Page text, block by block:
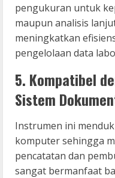
pengukuran untuk
maupun analisis
meningkatkan
pengelolaan data
5. Kompatibel
Sistem
Instrumen ini
komputer sehingga
pencatatan dan
sangat bermanfaat